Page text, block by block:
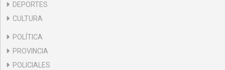
DEPORTES
CULTURA
POLÍTICA
PROVINCIA
POLICIALES